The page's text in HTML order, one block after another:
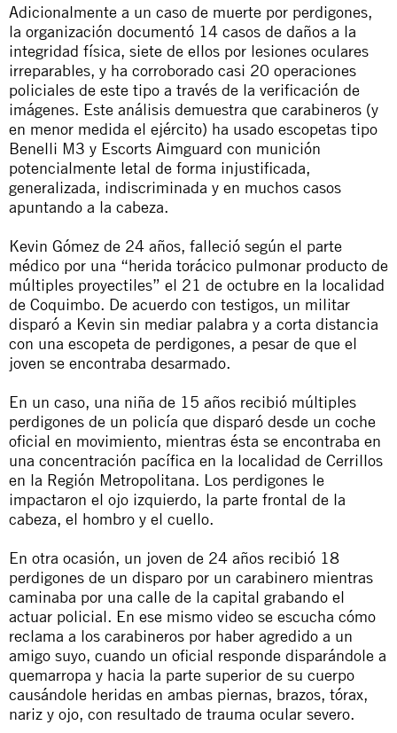
Adicionalmente a un caso de muerte por perdigones,
la organización documentó 14 casos de daños a la
integridad física, siete de ellos por lesiones oculares
irreparables, y ha corroborado casi 20 operaciones
policiales de este tipo a través de la verificación de
imágenes. Este análisis demuestra que carabineros (y
en menor medida el ejército) ha usado escopetas tipo
Benelli M3 y Escorts Aimguard con munición
potencialmente letal de forma injustificada,
generalizada, indiscriminada y en muchos casos
apuntando a la cabeza.
Kevin Gómez de 24 años, falleció según el parte
médico por una “herida torácico pulmonar producto de
múltiples proyectiles” el 21 de octubre en la localidad
de Coquimbo. De acuerdo con testigos, un militar
disparó a Kevin sin mediar palabra y a corta distancia
con una escopeta de perdigones, a pesar de que el
joven se encontraba desarmado.
En un caso, una niña de 15 años recibió múltiples
perdigones de un policía que disparó desde un coche
oficial en movimiento, mientras ésta se encontraba en
una concentración pacífica en la localidad de Cerrillos
en la Región Metropolitana. Los perdigones le
impactaron el ojo izquierdo, la parte frontal de la
cabeza, el hombro y el cuello.
En otra ocasión, un joven de 24 años recibió 18
perdigones de un disparo por un carabinero mientras
caminaba por una calle de la capital grabando el
actuar policial. En ese mismo video se escucha cómo
reclama a los carabineros por haber agredido a un
amigo suyo, cuando un oficial responde disparándole a
quemarropa y hacia la parte superior de su cuerpo
causándole heridas en ambas piernas, brazos, tórax,
nariz y ojo, con resultado de trauma ocular severo.